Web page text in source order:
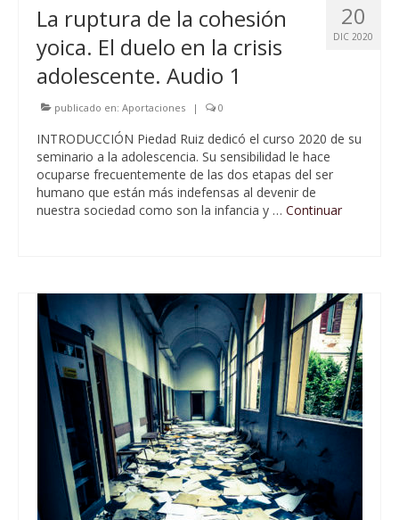
20
DIC 2020
La ruptura de la cohesión
yoica. El duelo en la crisis
adolescente. Audio 1
publicado en: Aportaciones | 0
INTRODUCCIÓN Piedad Ruiz dedicó el curso 2020 de su
seminario a la adolescencia. Su sensibilidad le hace
ocuparse frecuentemente de las dos etapas del ser
humano que están más indefensas al devenir de
nuestra sociedad como son la infancia y … Continuar